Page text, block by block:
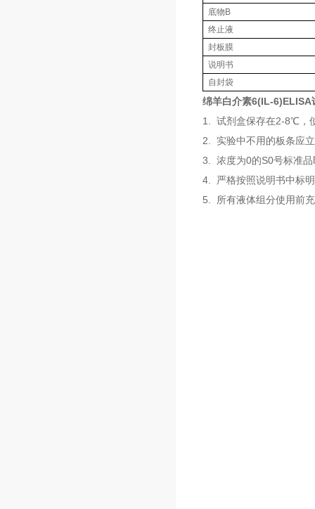
底物B
终止液
封板膜
说明书
自封袋
绵羊白介素6(IL-6)ELISA
1. 试剂盒保存在2-8℃，
2. 实验中不用的板条应
3. 浓度为0的S0号标准品
4. 严格按照说明书中标
5. 所有液体组分使用前